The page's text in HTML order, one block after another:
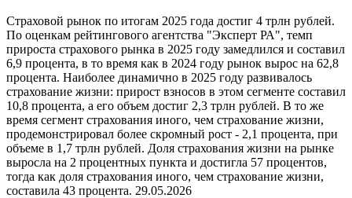
Страховой рынок по итогам 2025 года достиг 4 трлн рублей.
По оценкам рейтингового агентства "Эксперт РА", темп
прироста страхового рынка в 2025 году замедлился и составил
6,9 процента, в то время как в 2024 году рынок вырос на 62,8
процента. Наиболее динамично в 2025 году развивалось
страхование жизни: прирост взносов в этом сегменте составил
10,8 процента, а его объем достиг 2,3 трлн рублей. В то же
время сегмент страхования иного, чем страхование жизни,
продемонстрировал более скромный рост - 2,1 процента, при
объеме в 1,7 трлн рублей. Доля страхования жизни на рынке
выросла на 2 процентных пункта и достигла 57 процентов,
тогда как доля страхования иного, чем страхование жизни,
составила 43 процента. 29.05.2026